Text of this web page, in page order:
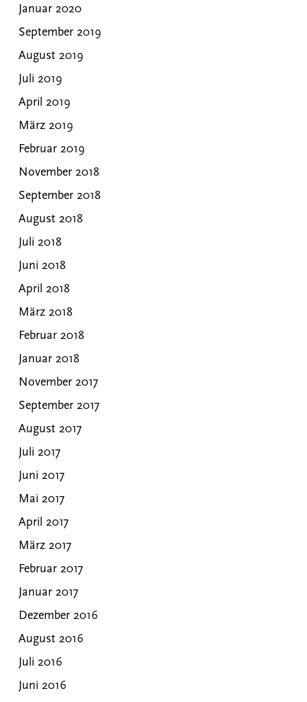
Januar 2020
September 2019
August 2019
Juli 2019
April 2019
März 2019
Februar 2019
November 2018
September 2018
August 2018
Juli 2018
Juni 2018
April 2018
März 2018
Februar 2018
Januar 2018
November 2017
September 2017
August 2017
Juli 2017
Juni 2017
Mai 2017
April 2017
März 2017
Februar 2017
Januar 2017
Dezember 2016
August 2016
Juli 2016
Juni 2016